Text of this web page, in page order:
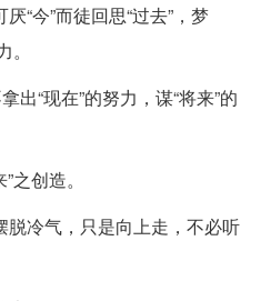
“今”而徒回思“过去”，梦
出“现在”的努力，谋“将来”的
之创造。
冷气，只是向上走，不必听